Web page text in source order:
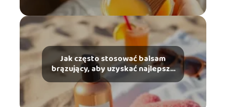
Jak często stosować balsam
brązujący, aby uzyskać najlepsze
efekty?